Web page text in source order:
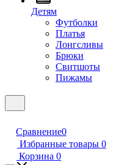
Детям
Футболки
Платья
Лонгсливы
Брюки
Свитшоты
Пижамы
Сравнение0
Избранные товары 0
Корзина 0